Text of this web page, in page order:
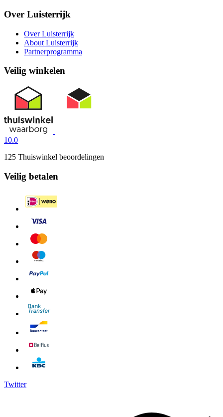
Over Luisterrijk
Over Luisterrijk
About Luisterrijk
Partnerprogramma
Veilig winkelen
10.0
125 Thuiswinkel beoordelingen
Veilig betalen
Twitter